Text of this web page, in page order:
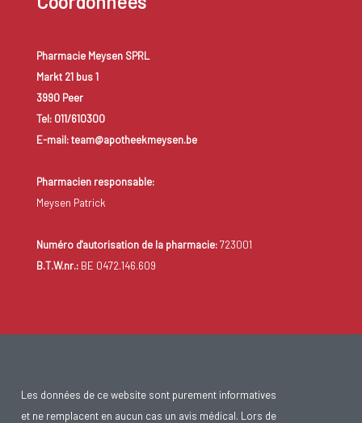
Pharmacie Meysen SPRL
Markt 21 bus 1
3990 Peer
Tel: 011/610300
E-mail: team@apotheekmeysen.be
Pharmacien responsable:
Meysen Patrick
Numéro d'autorisation de la pharmacie:723001
B.T.W.nr.:BE 0472.146.609
Les données de ce website sont purement informatives
et ne remplacent en aucun cas un avis médical. Lors de